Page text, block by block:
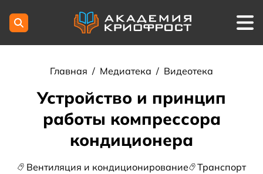
Главная / Медиатека / Видеотека
Устройство и принцип
работы компрессора
кондиционера
Вентиляция и кондиционирование Транспорт